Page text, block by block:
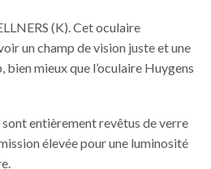
(K). Cet oculaire
un champ de vision juste et une
mieux que l’oculaire Huygens
entièrement revêtus de verre
élevée pour une luminosité